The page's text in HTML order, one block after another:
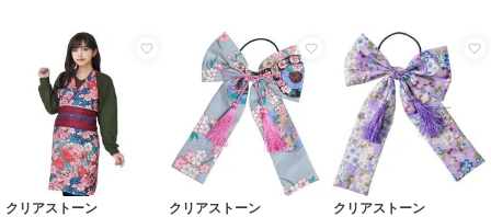
クリアストーン クリアストーン クリアストーン